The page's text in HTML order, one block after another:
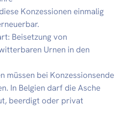
Konzessionen einmalig
Beisetzung von
Urnen in den
müssen bei Konzessionsende
In Belgien darf die Asche
beerdigt oder privat